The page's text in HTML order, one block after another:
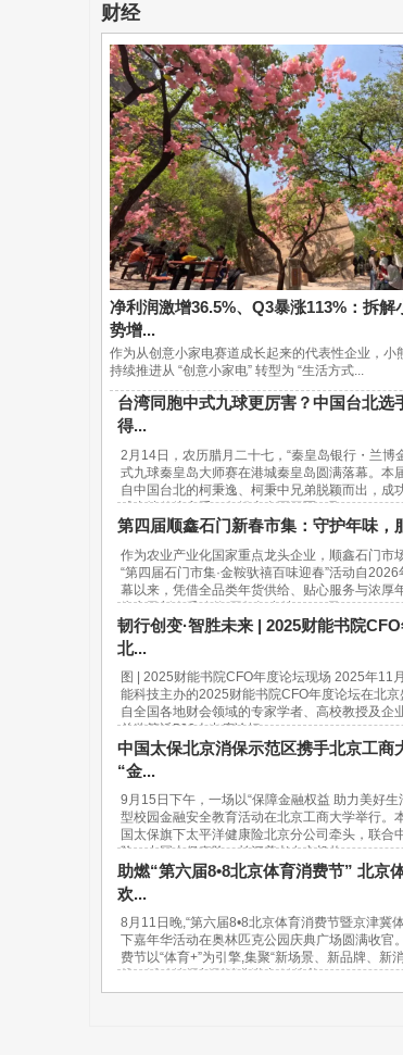
财经
净利润激增36.5%、Q3暴涨113%：拆解
势增...
作为从创意小家电赛道成长起来的代表性企业，小
持续推进从 “创意小家电” 转型为 “生活方式...
台湾同胞中式九球更厉害？中国台北选
得...
2月14日，农历腊月二十七，“秦皇岛银行・兰博
式九球秦皇岛大师赛在港城秦皇岛圆满落幕。本
自中国台北的柯秉逸、柯秉中兄弟脱颖而出，成
球内地传统高手，包揽赛事冠亚军，取...
第四届顺鑫石门新春市集：守护年味，
作为农业产业化国家重点龙头企业，顺鑫石门市
“第四届石门市集·金鞍驮禧百味迎春”活动自
幕以来，凭借全品类年货供给、贴心服务与浓厚
为市民新春采购的“网红打卡地”。37天...
韧行创变·智胜未来 | 2025财能书院
北...
图 | 2025财能书院CFO年度论坛现场 2025年11
能科技主办的2025财能书院CFO年度论坛在北
自全国各地财会领域的专家学者、高校教授及企
总监等近500人出席论坛。...
中国太保北京消保示范区携手北京工商
“金...
9月15日下午，一场以“保障金融权益 助力美好生
型校园金融安全教育活动在北京工商大学举行。
国太保旗下太平洋健康险北京分公司牵头，联合
险、中国太保寿险、长江养老在京机构...
助燃“第六届8•8北京体育消费节” 北京
欢...
8月11日晚,“第六届8•8北京体育消费节暨京津冀
下嘉年华活动在奥林匹克公园庆典广场圆满收官
费节以“体育+”为引擎,集聚“新场景、新品牌、新
线下活动挖掘新型消费潜力,链接美...